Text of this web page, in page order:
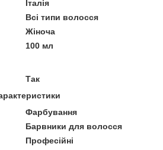
Італія
Всі типи волосся
Жіноча
100 мл
Так
Фарбування
Барвники для волосся
Професійні